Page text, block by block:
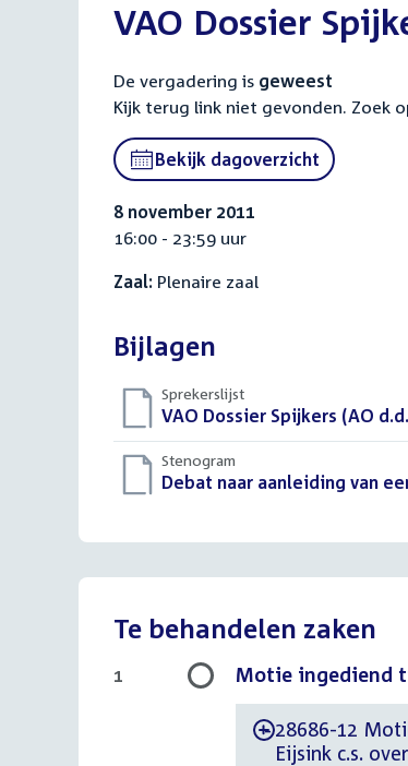
:VAO Dossier
De vergadering is geweest
Kijk terug link niet gevonden. Zoek
Bekijk dagoverzicht
8 november 2011
16:00 - 23:59 uur
Zaal: Plenaire zaal
Bijlagen
Sprekerslijst
Download
bestand:
VAO Dossier Spijkers (AO
Stenogram
Download
Debat naar aanleiding van
Te behandelen zaken
Motie ingediend
-28686-12
Eijsink c.s.
1